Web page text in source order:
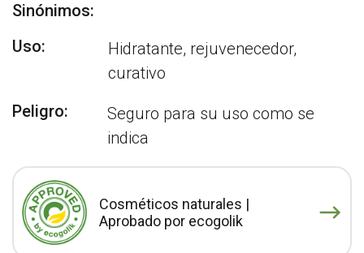
Sinónimos:
Uso:
Hidratante, rejuvenecedor,
curativo
Peligro:
Seguro para su uso como se
indica
Cosméticos naturales |
Aprobado por ecogolik